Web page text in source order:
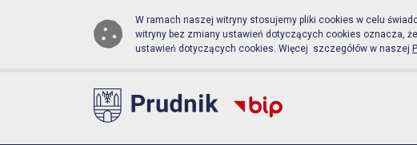
Biuletyn Informacji
Przejdź do menu głównego
Przejdź do głównej zawartościW ramach naszej witryny stosujemy pliki cookies w celu
witryny bez zmiany ustawień dotyczących cookies oznacza,
ustawień dotyczących cookies. Więcej szczegółów w naszej